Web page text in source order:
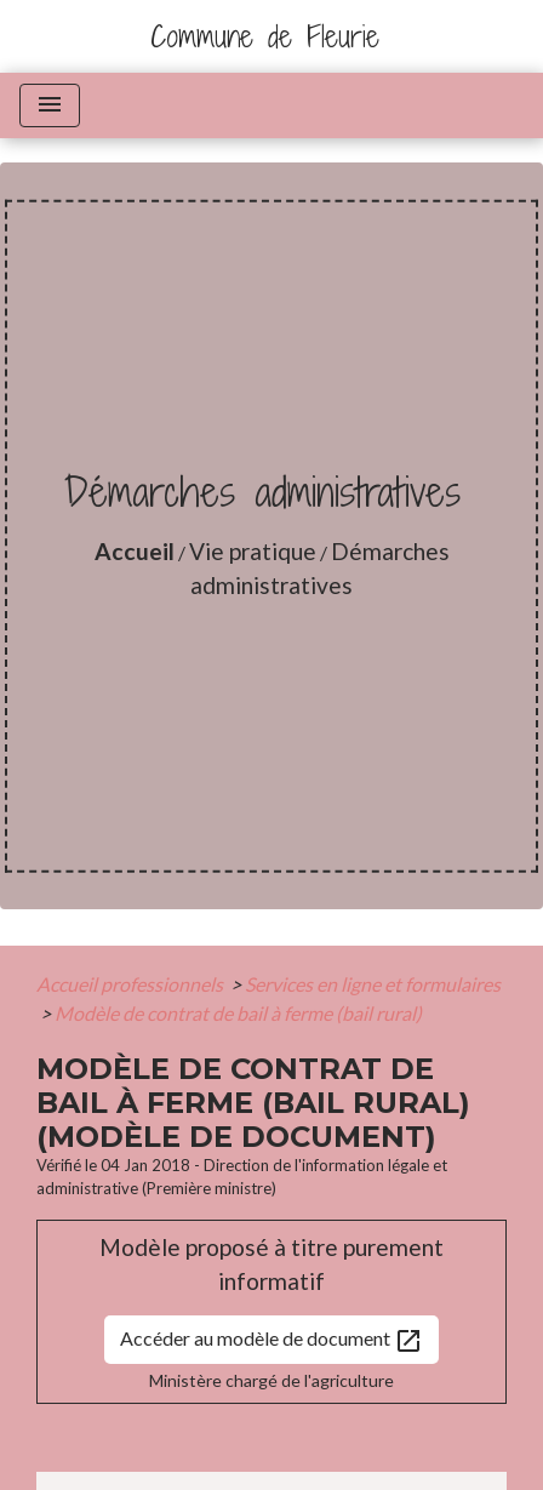
Commune de Fleurie
menu
Démarches administratives
Accueil /Vie pratique / Démarches
administratives
Accueil professionnels > Services en ligne et formulaires
> Modèle de contrat de bail à ferme (bail rural)
MODÈLE DE CONTRAT DE
BAIL À FERME (BAIL RURAL)
(MODÈLE DE DOCUMENT)
Vérifié le 04 Jan 2018 - Direction de l'information légale et
administrative (Première ministre)
Modèle proposé à titre purement
informatif
Accéder au modèle de document open_in_new
Ministère chargé de l'agriculture